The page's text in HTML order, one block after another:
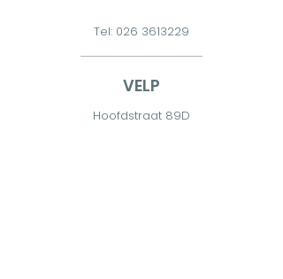
Tel: 026 3613229
VELP
Hoofdstraat 89D